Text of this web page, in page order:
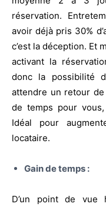
réservation.
avoir déjà pris 30%
c’est la déception. Et
activant la
donc la possibilité
attendre un retour
de temps pour
Idéal pour
locataire.
Gain de temps :
D’un point de vue